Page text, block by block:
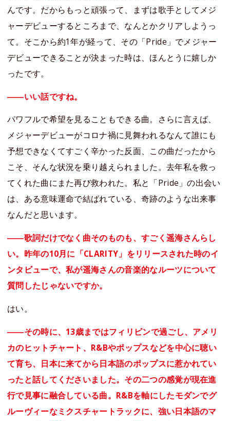
んです。だからもっと頑張って、まずは歌手としてメジ
ャーデビューするところまで、なんとかクリアしようっ
て。そこから約1年が経って、その「Pride」でメジャー
デビューできることが決まった時は、ほんとうに嬉しか
ったです。
――いい話ですね。
パワフルで希望を見ることもできる曲。さらに言えば、
メジャーデビューがコロナ禍に見舞われるなんて誰にも
予想できなくてすごく辛かった反面、この曲だったから
こそ、そんな状況を乗り越えられました。去年私を救っ
てくれた曲にまた再び救われた。私と「Pride」の出会い
は、ある意味運命で結ばれている、奇跡のような出来事
なんだと思います。
――歌詞だけでなく曲そのものも、すごく遥海さんらし
い。昨年の10月に「CLARITY」をリリースされた時のイ
ンタビューで、私が遥海さんの音楽的なルーツについて
質問したじゃないですか。
はい。
――その時に、13歳まではフィリピンで過ごし、アメリ
カのヒットチャート、R&Bやポップスなどを中心に聴い
て育ち、日本に来てから日本語のポップスに惹かれてい
ったと話してくださいました。その二つの感覚が現在進
行で見事に融合している曲。R&Bを軸にしたモダンでグ
ルーヴィーなミクスチャートラックに、強い日本語のマ